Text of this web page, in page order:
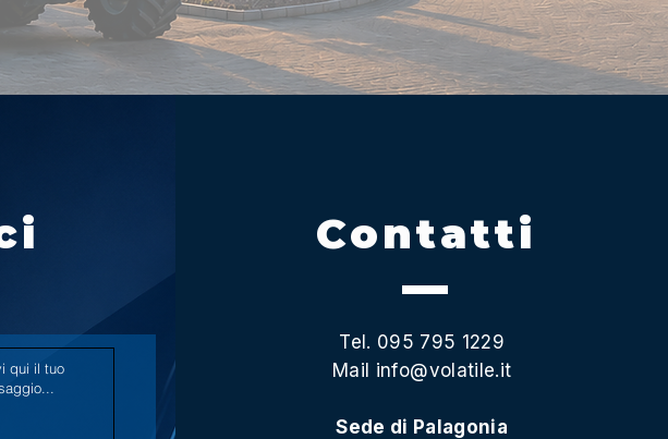
Contatti
Tel. 095 795 1229
Mail info@volatile.it
Sede di Palagonia